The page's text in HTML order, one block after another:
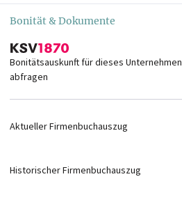
Bonität & Dokumente
Bonitätsauskunft für dieses Unternehmen
abfragen
Aktueller Firmenbuchauszug
Historischer Firmenbuchauszug